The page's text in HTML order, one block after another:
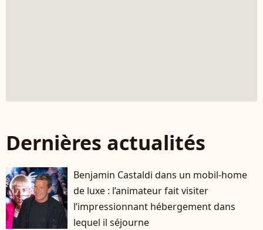
Dernières actualités
Benjamin Castaldi dans un mobil-home
de luxe : l’animateur fait visiter
l’impressionnant hébergement dans
lequel il séjourne